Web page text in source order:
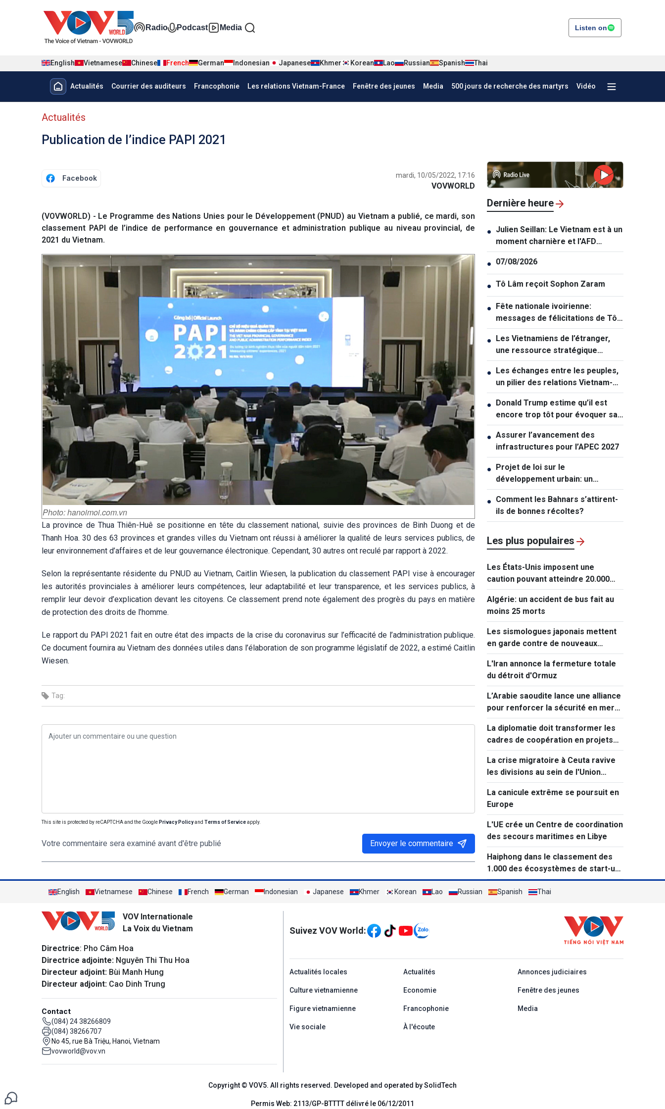
Đa phương tiện tiếng Pháp
Radio Podcast Media Listen on
English Vietnamese Chinese French German Indonesian Japanese Khmer Korean Lao Russian Spanish Thai
Menu trang chủ tiếng Pháp
Actualités Courrier des auditeurs Francophonie Les relations Vietnam-France Fenêtre des jeunes Media 500 jours de recherche des martyrs Vidéo
menu phụ tiếng Pháp
Actualités
Publication de l’indice PAPI 2021
Facebook mardi, 10/05/2022, 17:16
VOVWORLD
(VOVWORLD) - Le Programme des Nations Unies pour le Développement (PNUD) au Vietnam a publié, ce mardi, son
classement PAPI de l’indice de performance en gouvernance et administration publique au niveau provincial, de
2021 du Vietnam.
Photo: hanoimoi.com.vn
La province de Thua Thiên-Huê se positionne en tête du classement national, suivie des provinces de Binh Duong et de
Thanh Hoa. 30 des 63 provinces et grandes villes du Vietnam ont réussi à améliorer la qualité de leurs services publics, de
leur environnement d’affaires et de leur gouvernance électronique. Cependant, 30 autres ont reculé par rapport à 2022.
Selon la représentante résidente du PNUD au Vietnam, Caitlin Wiesen, la publication du classement PAPI vise à encourager
les autorités provinciales à améliorer leurs compétences, leur adaptabilité et leur transparence, et les services publics, à
remplir leur devoir d’explication devant les citoyens. Ce classement prend note également des progrès du pays en matière
de protection des droits de l’homme.
Le rapport du PAPI 2021 fait en outre état des impacts de la crise du coronavirus sur l’efficacité de l’administration publique.
Ce document fournira au Vietnam des données utiles dans l’élaboration de son programme législatif de 2022, a estimé Caitlin
Wiesen.
Tag:
This site is protected by reCAPTCHA and the Google Privacy Policyand Terms of Serviceapply.
Votre commentaire sera examiné avant d'être publié Envoyer le commentaire
Dernière heure
● Julien Seillan: Le Vietnam est à un
moment charnière et l'AFD
souhaite l'accompagner dans
cette transition
● 07/08/2026
● Tô Lâm reçoit Sophon Zaram
● Fête nationale ivoirienne:
messages de félicitations de Tô
Lâm et de Lê Hoài Trung
● Les Vietnamiens de l’étranger,
une ressource stratégique
majeure contribuant au
renforcement de la puissance
nationale
● Les échanges entre les peuples,
un pilier des relations Vietnam-
Australie
● Donald Trump estime qu’il est
encore trop tôt pour évoquer sa
succession politique
● Assurer l’avancement des
infrastructures pour l’APEC 2027
● Projet de loi sur le
développement urbain: un
mécanisme exceptionnel pour Hô
Chi Minh-ville
● Comment les Bahnars s’attirent-
ils de bonnes récoltes?
Les plus populaires
Les États-Unis imposent une
caution pouvant atteindre 20.000
dollars pour les demandes de visa
de ressortissants de 50 pays
Algérie: un accident de bus fait au
moins 25 morts
Les sismologues japonais mettent
en garde contre de nouveaux
séismes majeurs après celui de
Kumamoto
L'Iran annonce la fermeture totale
du détroit d'Ormuz
L’Arabie saoudite lance une alliance
pour renforcer la sécurité en mer
Rouge
La diplomatie doit transformer les
cadres de coopération en projets
concrets
La crise migratoire à Ceuta ravive
les divisions au sein de l'Union
européenne
La canicule extrême se poursuit en
Europe
L'UE crée un Centre de coordination
des secours maritimes en Libye
Haiphong dans le classement des
1.000 des écosystèmes de start-up
innovantes les plus performants au
monde
English Vietnamese Chinese French German Indonesian Japanese Khmer Korean Lao Russian Spanish Thai
VOV Internationale
La Voix du Vietnam
Directrice: Pho Câm Hoa
Directrice adjointe: Nguyên Thi Thu Hoa
Directeur adjoint: Bùi Manh Hung
Directeur adjoint: Cao Dinh Trung
Contact
(084) 24 38266809
(084) 38266707
No 45, rue Bà Triệu, Hanoi, Vietnam
vovworld@vov.vn
Mạng xã hội
Suivez VOV World:
menu footer tiếng Pháp
Actualités locales Actualités Annonces judiciaires
Culture vietnamienne Economie Fenêtre des jeunes
Figure vietnamienne Francophonie Media
Vie sociale À l'écoute
Copyright © VOV5. All rights reserved. Developed and operated by SolidTech
Permis Web: 2113/GP-BTTTT délivré le 06/12/2011